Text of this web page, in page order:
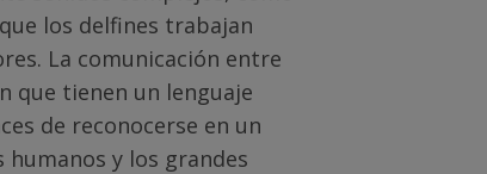
los delfines trabajan
La comunicación entre
que tienen un lenguaje
de reconocerse en un
y los grandes